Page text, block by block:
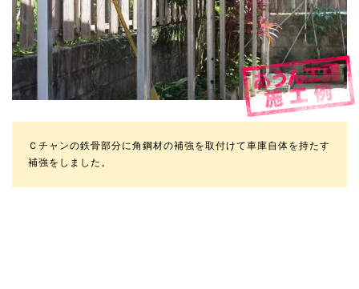
Ｃチャンの鉄骨部分に角鋼材の補強を取付けて車庫自体を持たす
補強をしました。